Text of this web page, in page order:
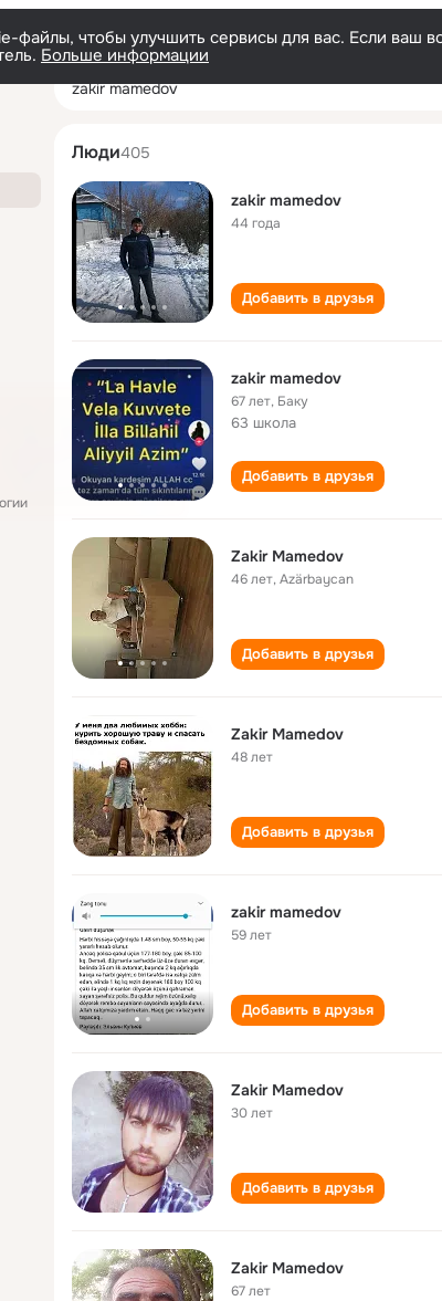
файлы, чтобы улучшить сервисы для вас. Если ваш
Больше информации
zakir mamedov
Люди405
zakir mamedov
44 года
Добавить в друзья
zakir mamedov
67 лет, Баку
63 школа
Добавить в друзья
Zakir Mamedov
46 лет,Azärbaycan
Добавить в друзья
Zakir Mamedov
48 лет
Добавить в друзья
zakir mamedov
59 лет
Добавить в друзья
Zakir Mamedov
30 лет
Добавить в друзья
Zakir Mamedov
67 лет